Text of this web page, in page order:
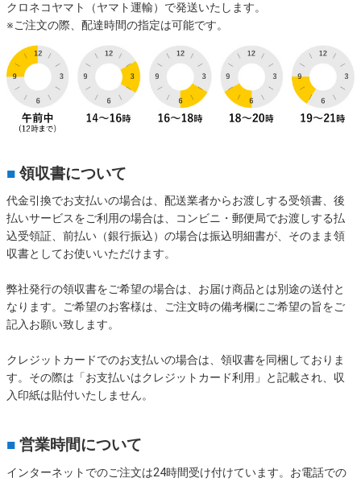
クロネコヤマト（ヤマト運輸）で発送いたします。
※ご注文の際、配達時間の指定は可能です。
■ 領収書について
代金引換でお支払いの場合は、配送業者からお渡しする受領書、後
払いサービスをご利用の場合は、コンビニ・郵便局でお渡しする払
込受領証、前払い（銀行振込）の場合は振込明細書が、そのまま領
収書としてお使いいただけます。
弊社発行の領収書をご希望の場合は、お届け商品とは別途の送付と
なります。ご希望のお客様は、ご注文時の備考欄にご希望の旨をご
記入お願い致します。
クレジットカードでのお支払いの場合は、領収書を同梱しておりま
す。その際は「お支払いはクレジットカード利用」と記載され、収
入印紙は貼付いたしません。
■ 営業時間について
インターネットでのご注文は24時間受け付けています。お電話での